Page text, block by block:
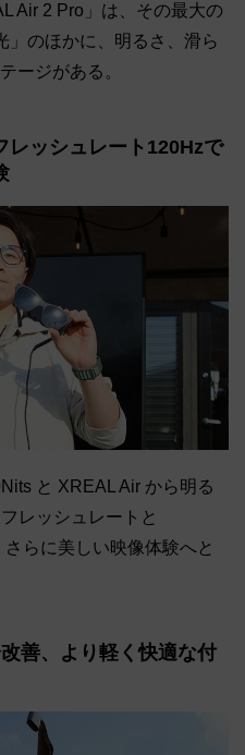
Air 2 Pro」は、その最大の
」のほかに、明るさ、滑ら
ージがある。
レッシュレート120Hzで
と XREAL Air から明る
レッシュレートと
らに美しい映像体験へと
善、より軽く快適な付